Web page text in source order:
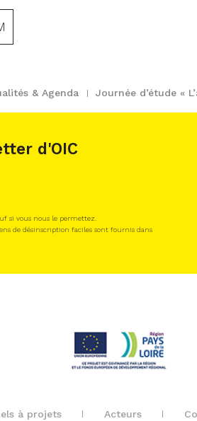
& Agenda Journée d’étude «
d'OIC
si vous nous le permettez.
de désinscription faciles sont fournis dans
à projets Acteurs